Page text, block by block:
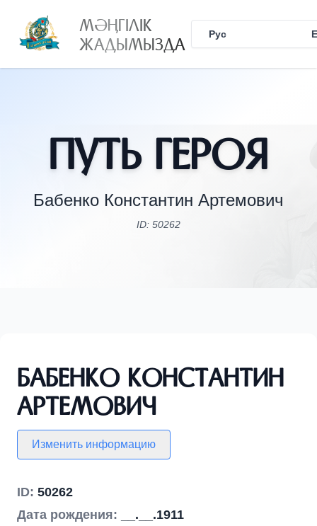
МӘҢГІЛІК
ЖАДЫМЫЗДА Рус
Путь Героя
Бабенко Константин Артемович
ID: 50262
Бабенко Константин
Артемович
Изменить информацию
ID: 50262
Дата рождения:
__.__.1911